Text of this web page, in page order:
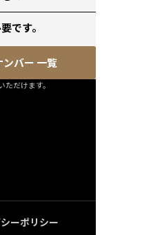
です。
バー 一覧
だけます。
ーポリシー